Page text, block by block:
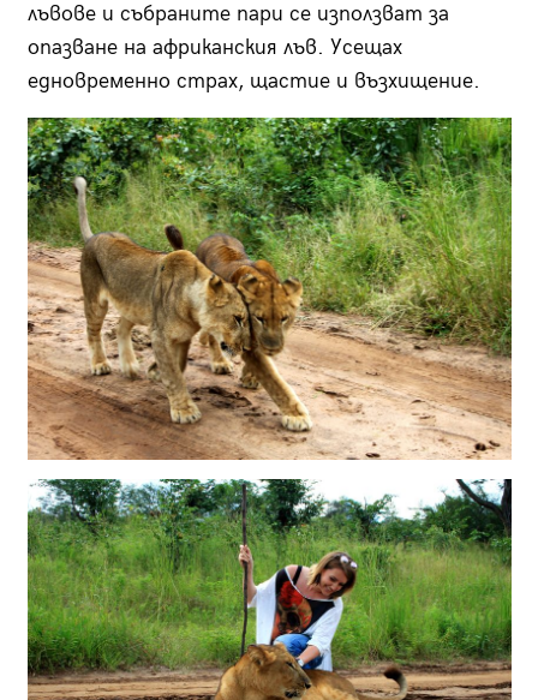
лъвове и събраните пари се използват за
опазване на африканския лъв. Усещах
едновременно страх, щастие и възхищение.